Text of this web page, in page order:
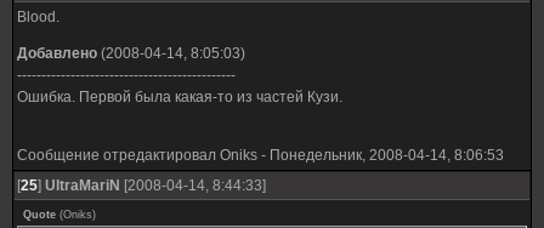
Blood.
Добавлено (2008-04-14, 8:05:03)
---------------------------------------------
Ошибка. Первой была какая-то из частей Кузи.
Сообщение отредактировал Oniks - Понедельник, 2008-04-14, 8:06:53
[25] UltraMariN [2008-04-14, 8:44:33]
Quote (Oniks)